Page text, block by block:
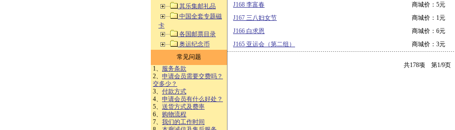
其乐集邮礼品
中国全套专题磁
卡
各国邮票目录
奥运纪念币
常见问题
1、 服务条款
2、 申请会员需要交费吗？
交多少？
3、 付款方式
4、 申请会员有什么好处？
5、 送货方式及费率
6、 购物流程
7、 我们的工作时间
J168 李富春
商城价：5元
J167 三八妇女节
商城价：1元
J166 白求恩
商城价：6元
J165 亚运会（第二组）
商城价：3元
共178项 第1/9